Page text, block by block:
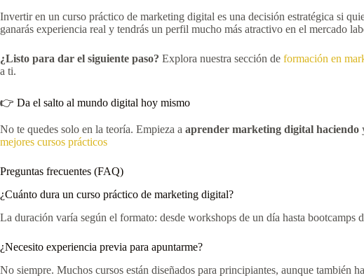
Invertir en un curso práctico de marketing digital es una decisión estratégica si
ganarás experiencia real y tendrás un perfil mucho más atractivo en el mercado
¿Listo para dar el siguiente paso? Explora nuestra sección de formación en
a ti.
👉 Da el salto al mundo digital hoy mismo
No te quedes solo en la teoría. Empieza a aprender marketing digital haciendo
mejores cursos prácticos
Preguntas frecuentes (FAQ)
¿Cuánto dura un curso práctico de marketing digital?
La duración varía según el formato: desde workshops de un día hasta bootcamps
¿Necesito experiencia previa para apuntarme?
No siempre. Muchos cursos están diseñados para principiantes, aunque también